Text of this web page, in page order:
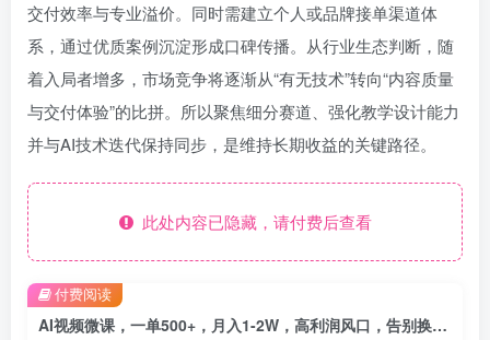
交付效率与专业溢价。同时需建立个人或品牌接单渠道体
系，通过优质案例沉淀形成口碑传播。从行业生态判断，随
着入局者增多，市场竞争将逐渐从“有无技术”转向“内容质量
与交付体验”的比拼。所以聚焦细分赛道、强化教学设计能力
并与AI技术迭代保持同步，是维持长期收益的关键路径。
此处内容已隐藏，请付费后查看
AI视频微课，一单500+，月入1-2W，高利润风口，告别换项目！
付费阅读